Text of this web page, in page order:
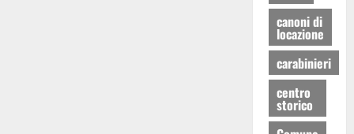
canoni di
locazione
carabinieri
centro
storico